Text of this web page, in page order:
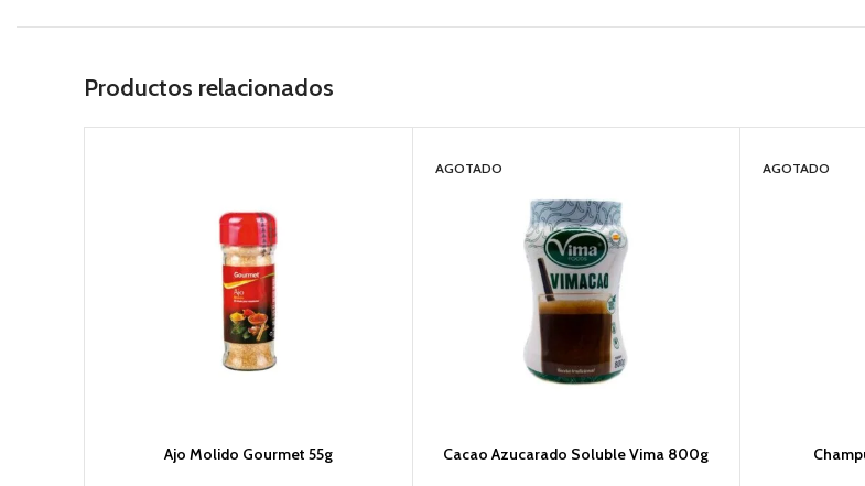
Productos relacionados
Ajo Molido Gourmet 55g
AGOTADO
Cacao Azucarado Soluble Vima 800g
AGOTADO